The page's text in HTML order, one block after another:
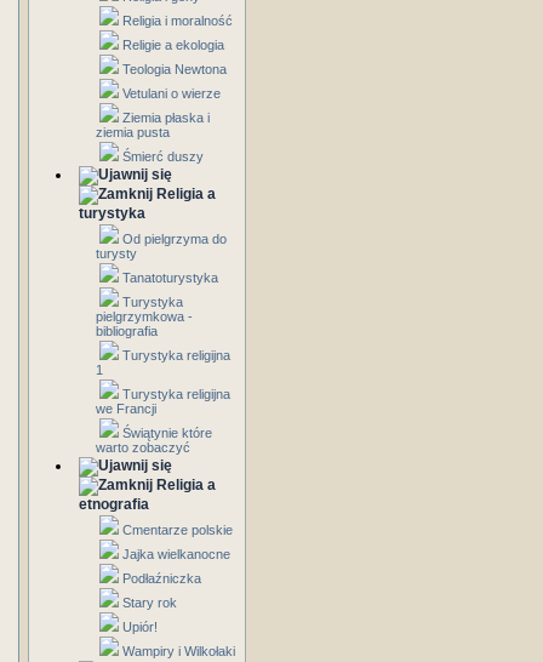
Religia i moralność
Religie a ekologia
Teologia Newtona
Vetulani o wierze
Ziemia płaska i
ziemia pusta
Śmierć duszy
Religia a
turystyka
Od pielgrzyma do
turysty
Tanatoturystyka
Turystyka
pielgrzymkowa -
bibliografia
Turystyka religijna
1
Turystyka religijna
we Francji
Świątynie które
warto zobaczyć
Religia a
etnografia
Cmentarze polskie
Jajka wielkanocne
Podłaźniczka
Stary rok
Upiór!
Wampiry i Wilkołaki